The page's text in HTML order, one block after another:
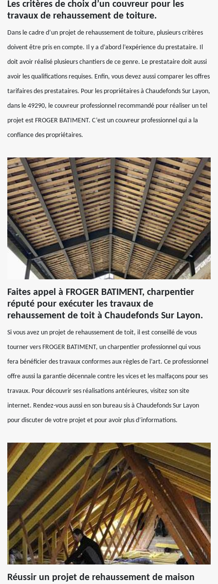
Les critères de choix d’un couvreur pour les
travaux de rehaussement de toiture.
Dans le cadre d’un projet de rehaussement de toiture, plusieurs critères
doivent être pris en compte. Il y a d’abord l’expérience du prestataire. Il
doit avoir réalisé plusieurs chantiers de ce genre. Le prestataire doit aussi
avoir les qualifications requises. Enfin, vous devez aussi comparer les offres
tarifaires des prestataires. Pour les propriétaires à Chaudefonds Sur Layon,
dans le 49290, le couvreur professionnel recommandé pour réaliser un tel
projet est FROGER BATIMENT. C’est un couvreur professionnel qui a la
confiance des propriétaires.
Faites appel à FROGER BATIMENT, charpentier
réputé pour exécuter les travaux de
rehaussement de toit à Chaudefonds Sur Layon.
Si vous avez un projet de rehaussement de toit, il est conseillé de vous
tourner vers FROGER BATIMENT, un charpentier professionnel qui vous
fera bénéficier des travaux conformes aux règles de l’art. Ce professionnel
offre aussi la garantie décennale contre les vices et les malfaçons pour ses
travaux. Pour découvrir ses réalisations antérieures, visitez son site
internet. Rendez-vous aussi en son bureau sis à Chaudefonds Sur Layon
pour discuter de votre projet et pour avoir plus d’informations.
Réussir un projet de rehaussement de maison